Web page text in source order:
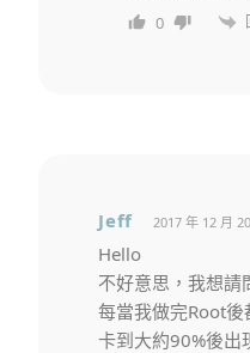
0
Jeff 2017 年 12 月
Hello
不好意思，我想請
每當我做完Root
卡到大約90%後出